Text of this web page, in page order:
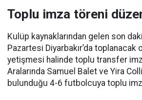
Toplu imza töreni
Kulüp kaynaklarından gelen son
Pazartesi Diyarbakır’da toplanacak
yetişmesi halinde toplu transfer
Aralarında Samuel Balet ve Yira
bulunduğu 4-6 futbolcuya toplu